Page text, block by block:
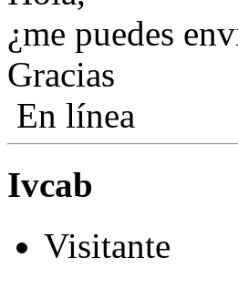
¿me puedes
Gracias
En línea
Ivcab
Visitante